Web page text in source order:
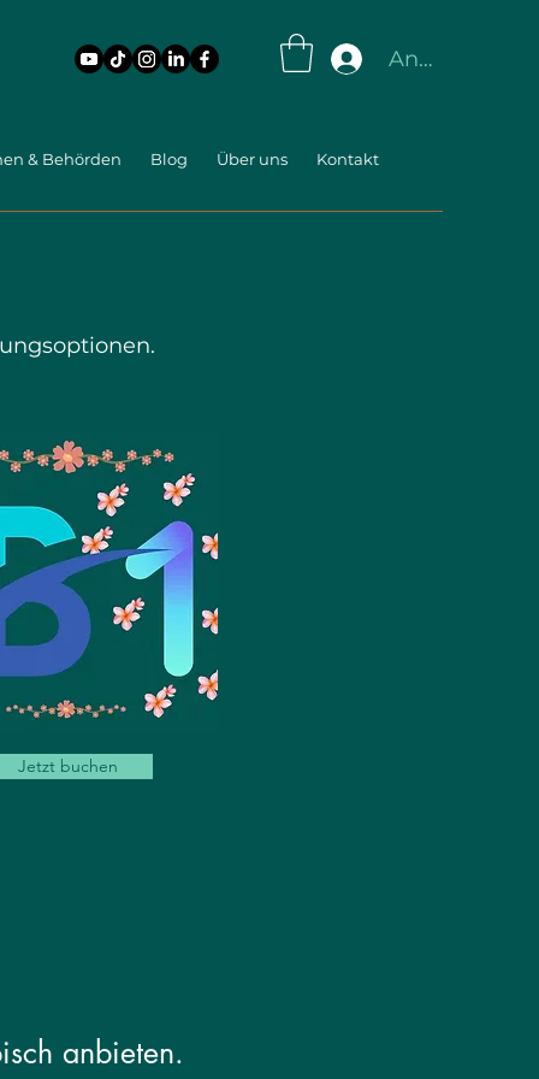
Anmelden
& Behörden Blog Über uns Kontakt
Jetzt buchen
anbieten.